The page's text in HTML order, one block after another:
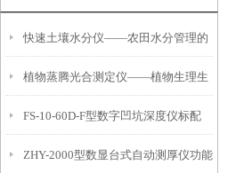
快速土壤水分仪——农田水分管理的
便携式检测工具
植物蒸腾光合测定仪——植物生理生
态的实时监测设备
FS-10-60D-F型数字凹坑深度仪标配
IP54级表头分辨率0.01mm量程
ZHY-2000型数显台式自动测厚仪功能